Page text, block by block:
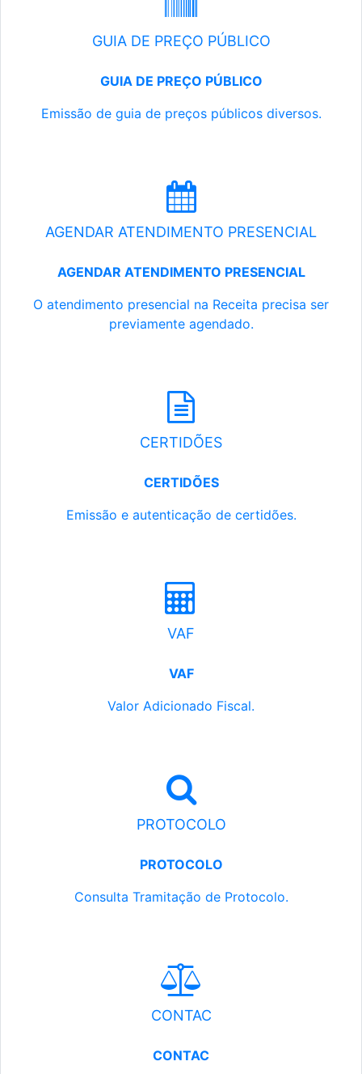
GUIA DE PREÇO PÚBLICO
GUIA DE PREÇO PÚBLICO
Emissão de guia de preços públicos diversos.
AGENDAR ATENDIMENTO PRESENCIAL
AGENDAR ATENDIMENTO PRESENCIAL
O atendimento presencial na Receita precisa ser
previamente agendado.
CERTIDÕES
CERTIDÕES
Emissão e autenticação de certidões.
VAF
VAF
Valor Adicionado Fiscal.
PROTOCOLO
PROTOCOLO
Consulta Tramitação de Protocolo.
CONTAC
CONTAC